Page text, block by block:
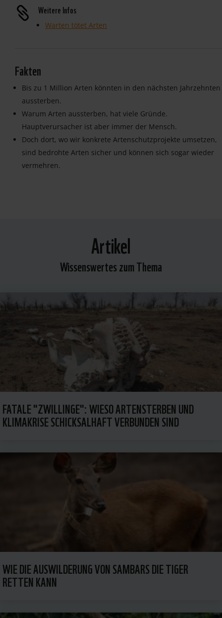
 Weitere Infos
Warten tötet Arten
Fakten
Bis zu 1 Million Arten könnten in den nächsten Jahrzehnten
aussterben.
Warum Arten aussterben, hat viele Gründe.
Hauptverursacher ist aber immer der Mensch.
Doch dort, wo wir konkrete Artenschutzprojekte umsetzen,
sind bedrohte Arten sicher und können sich sogar wieder
vermehren.
Artikel
Wissenswertes zum Thema
FATALE "ZWILLINGE": WIESO ARTENSTERBEN UND
KLIMAKRISE SCHICKSALHAFT VERBUNDEN SIND
WIE DIE AUSWILDERUNG VON SAMBARS DIE TIGER
RETTEN KANN